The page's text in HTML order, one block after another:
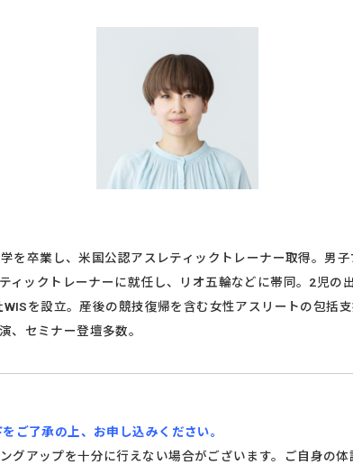
を卒業し、米国公認アスレティックトレーナー取得。男
ィックトレーナーに就任し、リオ五輪などに帯同。2児の
を設立。産後の競技復帰を含む女性アスリートの包括
、セミナー登壇多数。
ご了承の上、お申し込みください。
グアップを十分に行えない場合がございます。ご自身の